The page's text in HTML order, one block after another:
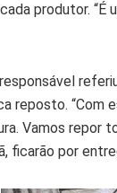
produtor. “É
reposto.
Vamos repor
ficarão por